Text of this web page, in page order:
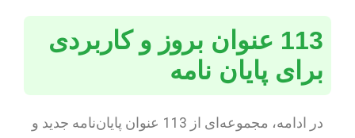
113 عنوان بروز و کاربردی
برای پایان نامه
در ادامه، مجموعه‌ای از 113 عنوان پایان‌نامه جدید و